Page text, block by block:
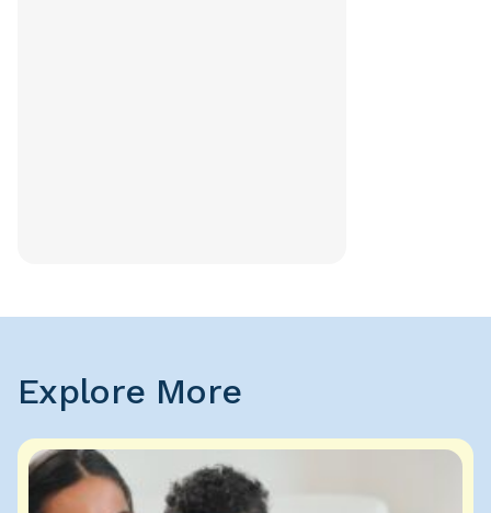
Explore More